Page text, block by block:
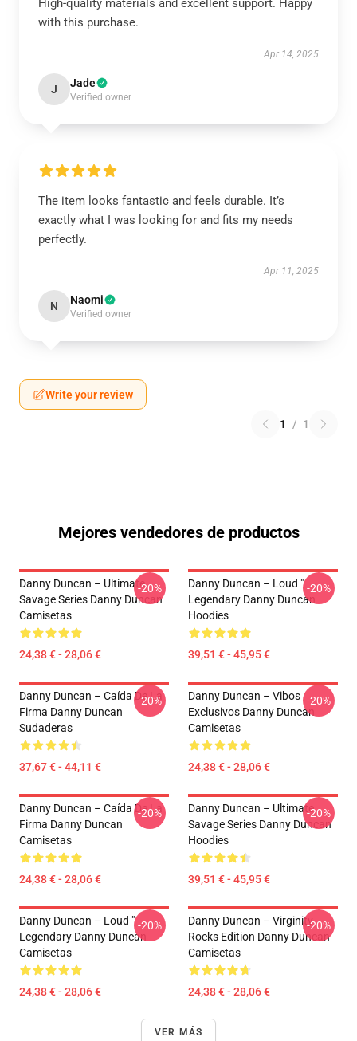
High-quality materials and excellent support. Happy
with this purchase.
Apr 14, 2025
J Jade
Verified owner
The item looks fantastic and feels durable. It’s
exactly what I was looking for and fits my needs
perfectly.
Apr 11, 2025
N Naomi
Verified owner
Write your review
1 / 1
Mejores vendedores de productos
Danny Duncan – Ultimate
Savage Series Danny Duncan
Camisetas
24,38 € - 28,06 €
-20%
Danny Duncan – Loud "
Legendary Danny Duncan
Hoodies
39,51 € - 45,95 €
-20%
Danny Duncan – Caída De La
Firma Danny Duncan
Sudaderas
37,67 € - 44,11 €
-20%
Danny Duncan – Vibos
Exclusivos Danny Duncan
Camisetas
24,38 € - 28,06 €
-20%
Danny Duncan – Caída De La
Firma Danny Duncan
Camisetas
24,38 € - 28,06 €
-20%
Danny Duncan – Ultimate
Savage Series Danny Duncan
Hoodies
39,51 € - 45,95 €
-20%
Danny Duncan – Loud "
Legendary Danny Duncan
Camisetas
24,38 € - 28,06 €
-20%
Danny Duncan – Virginity
Rocks Edition Danny Duncan
Camisetas
24,38 € - 28,06 €
-20%
VER MÁS